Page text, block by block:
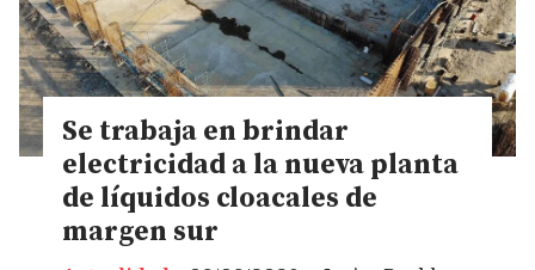
Se trabaja en brindar
electricidad a la nueva planta
de líquidos cloacales de
margen sur